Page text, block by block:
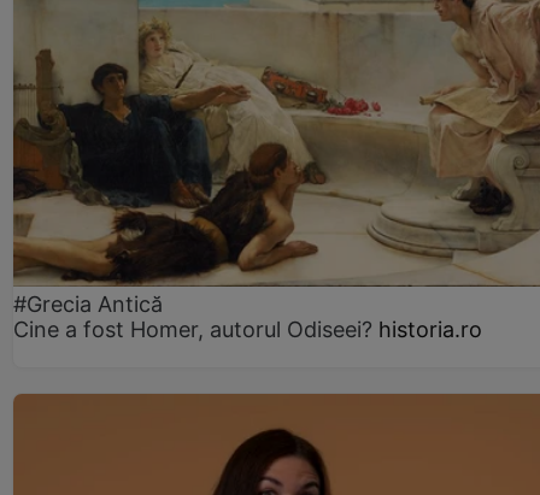
#Grecia Antică
Cine a fost Homer, autorul Odiseei? historia.ro